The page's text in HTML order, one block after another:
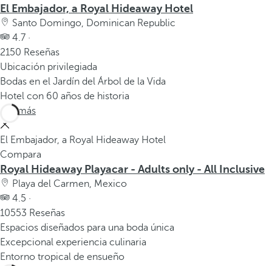
El Embajador, a Royal Hideaway Hotel
Santo Domingo, Dominican Republic
4.7 ·
2150 Reseñas
Ubicación privilegiada
Bodas en el Jardín del Árbol de la Vida
Hotel con 60 años de historia
Ver más
El Embajador, a Royal Hideaway Hotel
Compara
Royal Hideaway Playacar - Adults only - All Inclusive
Playa del Carmen, Mexico
4.5 ·
10553 Reseñas
Espacios diseñados para una boda única
Excepcional experiencia culinaria
Entorno tropical de ensueño